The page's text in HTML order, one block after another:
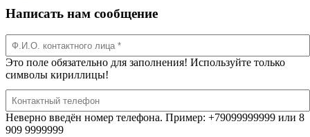
Написать нам сообщение
Это поле обязательно для заполнения! Используйте только
символы кириллицы!
Неверно введён номер телефона. Пример: +79099999999 или 8
909 9999999